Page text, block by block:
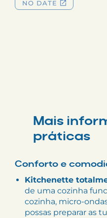
Mais
práticas
Conforto e
Kitchenette
de uma cozinha
cozinha, micro-
possas preparar as